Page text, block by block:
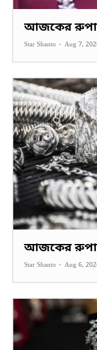
আজকের
Star Shanto - Aug 7,
আজকের
Star Shanto - Aug 6,